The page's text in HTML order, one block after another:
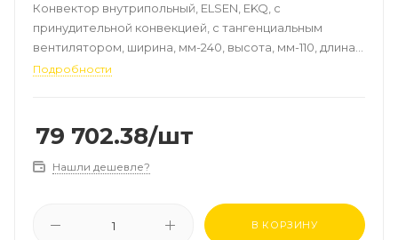
Конвектор внутрипольный, ELSEN, EKQ, с
принудительной конвекцией, с тангенциальным
вентилятором, ширина, мм-240, высота, мм-110, длина,
мм-2100, регулирование-плавное, роликовая
Подробности
79 702.38/шт
Нашли дешевле?
В КОРЗИНУ